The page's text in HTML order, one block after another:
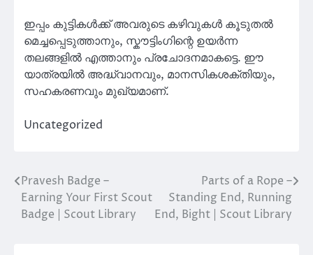
ഇപ്പം കുട്ടികൾക്ക് അവരുടെ കഴിവുകൾ കൂടുതൽ
മെച്ചപ്പെടുത്താനും, സ്കൗട്ടിംഗിന്റെ ഉയർന്ന
തലങ്ങളിൽ എത്താനും പ്രചോദനമാകട്ടെ. ഈ
യാത്രയിൽ അദ്ധ്വാനവും, മാനസികശക്തിയും,
സഹകരണവും മുഖ്യമാണ്.
Uncategorized
Post
navigation
Pravesh Badge –
Earning Your First Scout
Badge | Scout Library
Parts of a Rope –
Standing End, Running
End, Bight | Scout Library